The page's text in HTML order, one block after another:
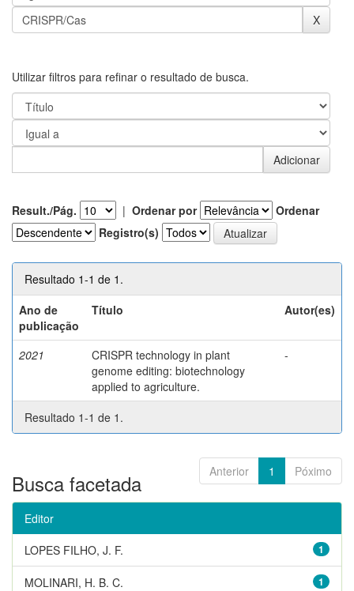
Utilizar filtros para refinar o resultado de busca.
Result./Pág. | Ordenar por
Ordenar
Registro(s)
Resultado 1-1 de 1.
Ano de
publicação
Título Autor(es)
2021
CRISPR technology in plant
genome editing: biotechnology
applied to agriculture.
-
Resultado 1-1 de 1.
Anterior 1 Póximo
Busca facetada
Editor
1
LOPES FILHO, J. F.
1
MOLINARI, H. B. C.